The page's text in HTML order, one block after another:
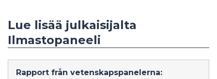
Lue lisää julkaisijalta
Ilmastopaneeli
Rapport från vetenskapspanelerna: